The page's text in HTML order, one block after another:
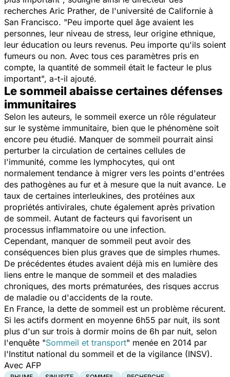
recherches Aric Prather, de l'université de Californie à
San Francisco. "Peu importe quel âge avaient les
personnes, leur niveau de stress, leur origine ethnique,
leur éducation ou leurs revenus. Peu importe qu'ils soient
fumeurs ou non. Avec tous ces paramètres pris en
compte, la quantité de sommeil était le facteur le plus
important", a-t-il ajouté.
Le sommeil abaisse certaines défenses
immunitaires
Selon les auteurs, le sommeil exerce un rôle régulateur
sur le système immunitaire, bien que le phénomène soit
encore peu étudié. Manquer de sommeil pourrait ainsi
perturber la circulation de certaines cellules de
l'immunité, comme les lymphocytes, qui ont
normalement tendance à migrer vers les points d'entrées
des pathogènes au fur et à mesure que la nuit avance. Le
taux de certaines interleukines, des protéines aux
propriétés antivirales, chute également après privation
de sommeil. Autant de facteurs qui favorisent un
processus inflammatoire ou une infection.
Cependant, manquer de sommeil peut avoir des
conséquences bien plus graves que de simples rhumes.
De précédentes études avaient déjà mis en lumière des
liens entre le manque de sommeil et des maladies
chroniques, des morts prématurées, des risques accrus
de maladie ou d'accidents de la route.
En France, la dette de sommeil est un problème récurent.
Si les actifs dorment en moyenne 6h55 par nuit, ils sont
plus d'un sur trois à dormir moins de 6h par nuit, selon
l'enquête "Sommeil et transport" menée en 2014 par
l'Institut national du sommeil et de la vigilance (INSV).
Avec AFP